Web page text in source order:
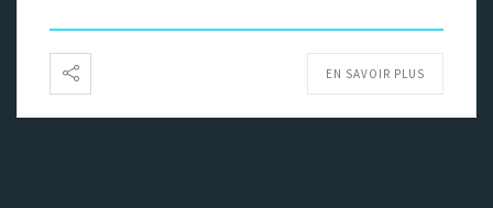
EN SAVOIR PLUS